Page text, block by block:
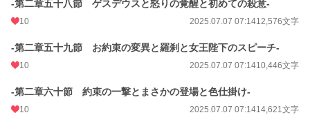
-第二章五十八節 ゲスデウスと怒りの覚醒と初めての殺意-
10 2025.07.07 07:1412,576文字
-第二章五十九節 お約束の変異と羅刹と女王陛下のスピーチ-
10 2025.07.07 07:1410,446文字
-第二章六十節 約束の一撃とまさかの登場と色仕掛け-
10 2025.07.07 07:1414,621文字